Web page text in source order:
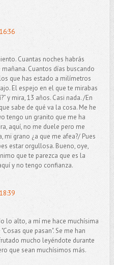
Cuantas noches habrás
Cuantos días buscando
que has estado a milímetros
El espejo en el que te mirabas
y mira, 13 años. Casi nada. /En
sabe de qué va la cosa. Me he
tengo un granito que me ha
aquí, no me duele pero me
mi grano ¿a que me afea?/ Pues
estar orgullosa. Bueno, oye,
que te parezca que es la
y no tengo confianza.
lo alto, a mí me hace muchísima
que pasan". Se me han
mucho leyéndote durante
que sean muchísimos más.